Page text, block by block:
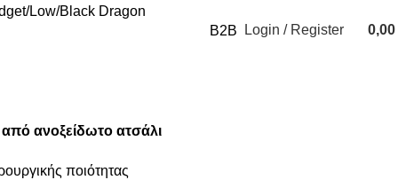
B2B Login / Register 0,00
Low Black Dragon
ανοξείδωτο ατσάλι
ποιότητας